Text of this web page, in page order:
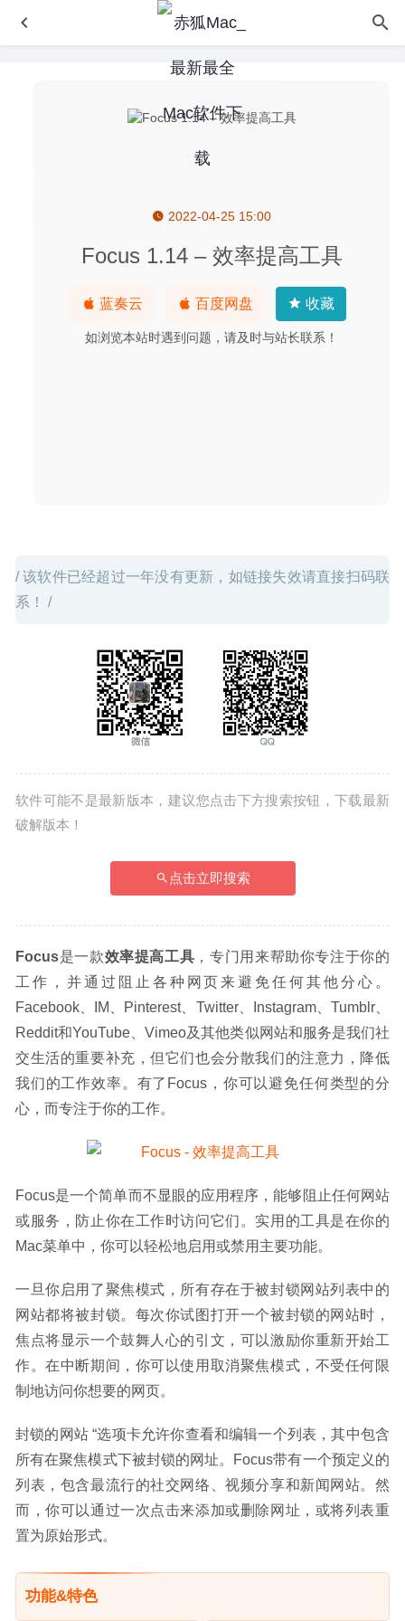
2022-04-25 15:00
Focus 1.14 – 效率提高工具
蓝奏云 百度网盘 收藏
如浏览本站时遇到问题，请及时与站长联系！
/ 该软件已经超过一年没有更新，如链接失效请直接扫码联
系！ /
软件可能不是最新版本，建议您点击下方搜索按钮，下载最新
破解版本！
点击立即搜索
Focus是一款效率提高工具 ，专门用来帮助你专注于你的
工作，并通过阻止各种网页来避免任何其他分心。
Facebook、IM、Pinterest、Twitter、Instagram、Tumblr、
Reddit和YouTube、Vimeo及其他类似网站和服务是我们社
交生活的重要补充，但它们也会分散我们的注意力，降低
我们的工作效率。有了Focus，你可以避免任何类型的分
心，而专注于你的工作。
Focus是一个简单而不显眼的应用程序，能够阻止任何网站
或服务，防止你在工作时访问它们。实用的工具是在你的
Mac菜单中，你可以轻松地启用或禁用主要功能。
一旦你启用了聚焦模式，所有存在于被封锁网站列表中的
网站都将被封锁。每次你试图打开一个被封锁的网站时，
焦点将显示一个鼓舞人心的引文，可以激励你重新开始工
作。在中断期间，你可以使用取消聚焦模式，不受任何限
制地访问你想要的网页。
封锁的网站 “选项卡允许你查看和编辑一个列表，其中包含
所有在聚焦模式下被封锁的网址。Focus带有一个预定义的
列表，包含最流行的社交网络、视频分享和新闻网站。然
而，你可以通过一次点击来添加或删除网址，或将列表重
置为原始形式。
功能&特色
AutoCrypt 2.5.2 – 文档加密及解密工具 2024-03-09
Get Backup Pro 3.5.7 – 非常优秀的Mac备份软件 2020-08-
Blocs 3.4.5 for Mac- 强大的可视化网页设计工具 2020-03-
Yate 9.2.2.1 – 非常强大的音乐标签编辑及管理工具